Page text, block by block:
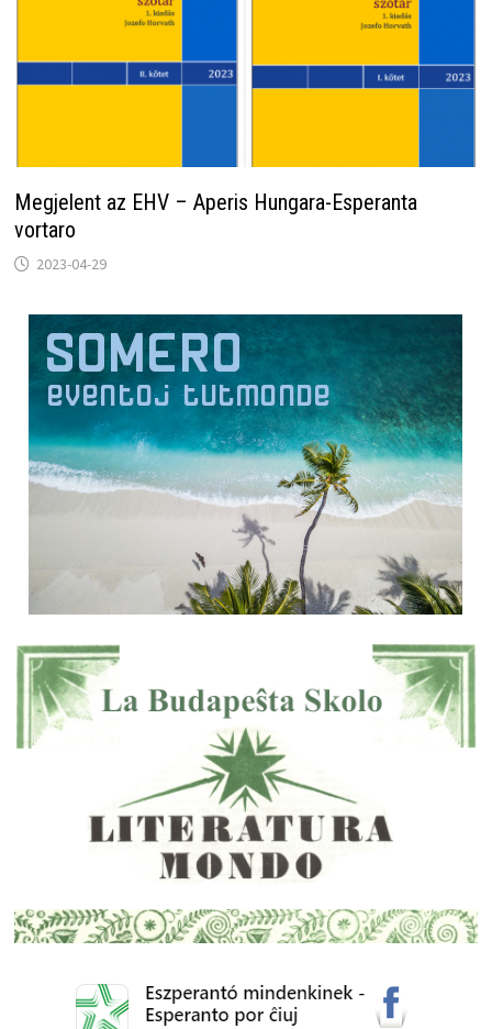
Megjelent az EHV – Aperis Hungara-Esperanta
vortaro
2023-04-29